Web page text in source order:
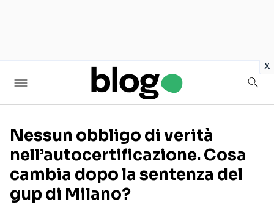
x
Seguici sui social
Nessun obbligo di verità
nell’autocertificazione. Cosa
cambia dopo la sentenza del
gup di Milano?